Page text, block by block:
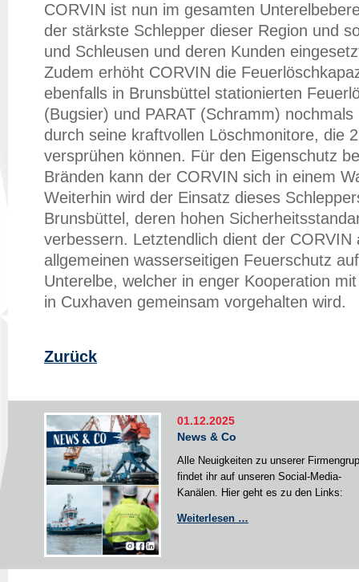
CORVIN ist nun im gesamten
der stärkste Schlepper dieser Region und
und Schleusen und deren Kunden
Zudem erhöht CORVIN die
ebenfalls in Brunsbüttel stationierten
(Bugsier) und PARAT (Schramm)
durch seine kraftvollen Löschmonitore, die
versprühen können. Für den Eigenschutz
Bränden kann der CORVIN sich in einem
Weiterhin wird der Einsatz dieses
Brunsbüttel, deren hohen
verbessern. Letztendlich dient der CORVIN
allgemeinen wasserseitigen Feuerschutz
Unterelbe, welcher in enger Kooperation
in Cuxhaven gemeinsam vorgehalten wird.
Zurück
01.12.2025
News & Co
Alle Neuigkeiten zu unserer
findet ihr auf unseren Social-Media-
Kanälen. Hier geht es zu den Links:
Weiterlesen …